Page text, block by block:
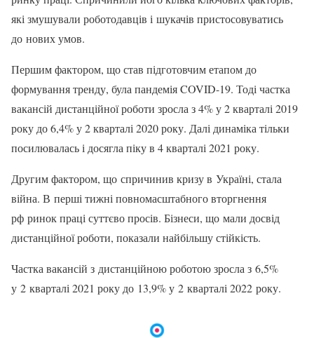
які змушували роботодавців і шукачів пристосовуватись
до нових умов.
Першим фактором, що став підготовчим етапом до
формування тренду, була пандемія COVID-19. Тоді частка
вакансій дистанційної роботи зросла з 4% у 2 кварталі 2019
року до 6,4% у 2 кварталі 2020 року. Далі динаміка тільки
посилювалась і досягла піку в 4 кварталі 2021 року.
Другим фактором, що спричинив кризу в Україні, стала
війна. В перші тижні повномасштабного вторгнення
рф ринок праці суттєво просів. Бізнеси, що мали досвід
дистанційної роботи, показали найбільшу стійкість.
Частка вакансій з дистанційною роботою зросла з 6,5%
у 2 кварталі 2021 року до 13,9% у 2 кварталі 2022 року.